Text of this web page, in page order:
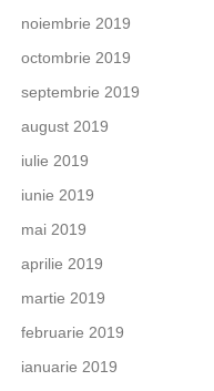
noiembrie 2019
octombrie 2019
septembrie 2019
august 2019
iulie 2019
iunie 2019
mai 2019
aprilie 2019
martie 2019
februarie 2019
ianuarie 2019